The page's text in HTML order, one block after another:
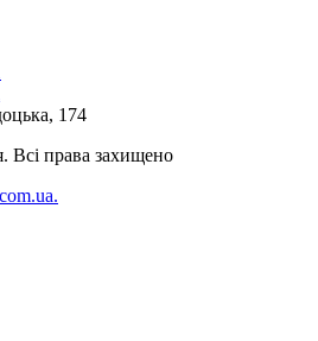
174
Всі права захищено
.